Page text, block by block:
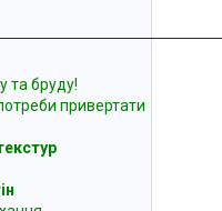
та бруду!
привертати